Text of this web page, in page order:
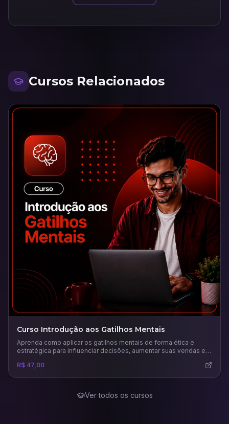
Cursos Relacionados
Curso Introdução aos Gatilhos Mentais
Aprenda como aplicar os gatilhos mentais de forma ética e
estratégica para influenciar decisões, aumentar suas vendas e
R$ 47,00
Ver todos os cursos